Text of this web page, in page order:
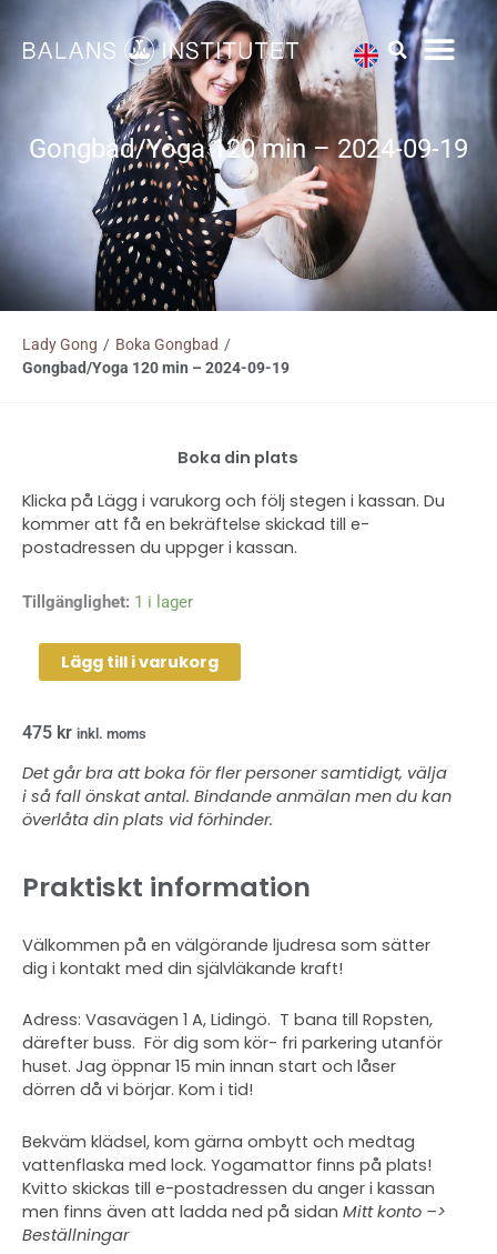
innehåll
Gongbad/Yoga 120 min – 2024-09-19
Lady Gong / Boka Gongbad /
Gongbad/Yoga 120 min – 2024-09-19
Boka din plats
Klicka på Lägg i varukorg och följ stegen i kassan. Du
kommer att få en bekräftelse skickad till e-
postadressen du uppger i kassan.
Tillgänglighet: 1 i lager
Gongbad/Yoga
09-
mängd
Lägg till i varukorg
475 kr inkl. moms
Det går bra att boka för fler personer samtidigt, välja
i så fall önskat antal. Bindande anmälan men du kan
överlåta din plats vid förhinder.
Praktiskt information
Välkommen på en välgörande ljudresa som sätter
dig i kontakt med din självläkande kraft!
Adress: Vasavägen 1 A, Lidingö. T bana till Ropsten,
därefter buss. För dig som kör- fri parkering utanför
huset. Jag öppnar 15 min innan start och låser
dörren då vi börjar. Kom i tid!
Bekväm klädsel, kom gärna ombytt och medtag
vattenflaska med lock. Yogamattor finns på plats!
Kvitto skickas till e-postadressen du anger i kassan
men finns även att ladda ned på sidan Mitt konto –>
Beställningar